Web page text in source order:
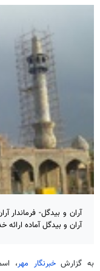
آران و بیدگل آماده
به گزارشخبرنگار مهر،